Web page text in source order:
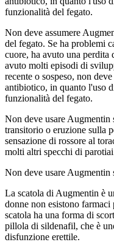
funzionalità del fegato.
Non deve assumere
del fegato. Se ha problemi
cuore, ha avuto una perdita
avuto molti episodi di
recente o sospeso, non
antibiotico, in quanto l'uso
funzionalità del fegato.
Non deve usare Augmentin
transitorio o eruzione sulla
sensazione di rossore al
molti altri specchi di
Non deve usare Augmentin
La scatola di Augmentin è
donne non esistono
scatola ha una forma di
pillola di sildenafil, che è
disfunzione erettile.